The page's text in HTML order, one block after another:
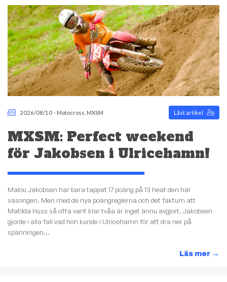
2026/08/10 - Motocross MXSM Låst artikel
MXSM: Perfect weekend
för Jakobsen i Ulricehamn!
Malou Jakobsen har bara tappat 17 poäng på 13 heat den här
säsongen. Men med de nya poängreglerna och det faktum att
Matilda Huss så ofta varit klar tvåa är inget ännu avgjort. Jakobsen
gjorde i alla fall vad hon kunde i Ulricehamn för att dra ner på
spänningen...
Läs mer →